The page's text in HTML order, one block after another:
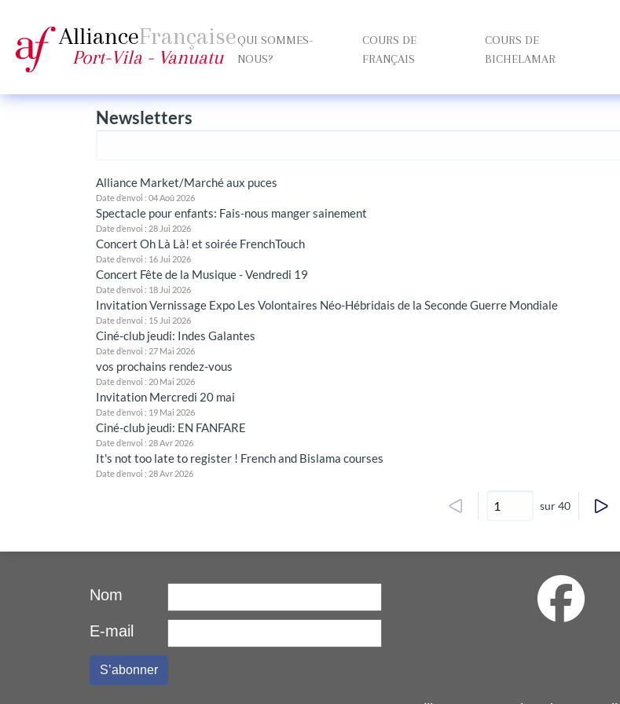
AllianceFrançaise
Port-Vila - Vanuatu
QUI SOMMES-
NOUS?
COURS DE
FRANÇAIS
COURS DE
BICHELAMAR
Newsletters
Alliance Market/Marché aux puces
Date d’envoi : 04 Aoû 2026
Spectacle pour enfants: Fais-nous manger sainement
Date d’envoi : 28 Jui 2026
Concert Oh Là Là! et soirée FrenchTouch
Date d’envoi : 16 Jui 2026
Concert Fête de la Musique - Vendredi 19
Date d’envoi : 18 Jui 2026
Invitation Vernissage Expo Les Volontaires Néo-Hébridais de la Seconde Guerre Mondiale
Date d’envoi : 15 Jui 2026
Ciné-club jeudi: Indes Galantes
Date d’envoi : 27 Mai 2026
vos prochains rendez-vous
Date d’envoi : 20 Mai 2026
Invitation Mercredi 20 mai
Date d’envoi : 19 Mai 2026
Ciné-club jeudi: EN FANFARE
Date d’envoi : 28 Avr 2026
It's not too late to register ! French and Bislama courses
Date d’envoi : 28 Avr 2026
sur 40
Nom
E-mail